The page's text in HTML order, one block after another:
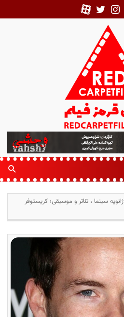
متولدین ۲۲ ژانویه سینما ، تئاتر و موسیقی؛ کریستوفر